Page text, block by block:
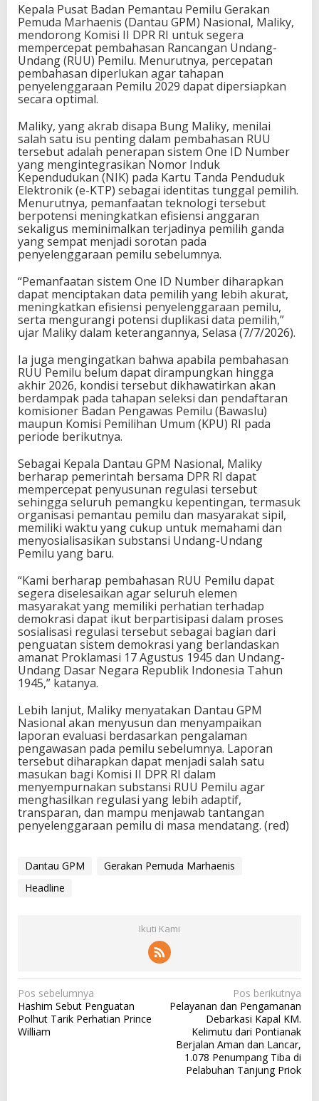
Kepala Pusat Badan Pemantau Pemilu Gerakan
Pemuda Marhaenis (Dantau GPM) Nasional, Maliky,
mendorong Komisi II DPR RI untuk segera
mempercepat pembahasan Rancangan Undang-
Undang (RUU) Pemilu. Menurutnya, percepatan
pembahasan diperlukan agar tahapan
penyelenggaraan Pemilu 2029 dapat dipersiapkan
secara optimal.
Maliky, yang akrab disapa Bung Maliky, menilai
salah satu isu penting dalam pembahasan RUU
tersebut adalah penerapan sistem One ID Number
yang mengintegrasikan Nomor Induk
Kependudukan (NIK) pada Kartu Tanda Penduduk
Elektronik (e-KTP) sebagai identitas tunggal pemilih.
Menurutnya, pemanfaatan teknologi tersebut
berpotensi meningkatkan efisiensi anggaran
sekaligus meminimalkan terjadinya pemilih ganda
yang sempat menjadi sorotan pada
penyelenggaraan pemilu sebelumnya.
“Pemanfaatan sistem One ID Number diharapkan
dapat menciptakan data pemilih yang lebih akurat,
meningkatkan efisiensi penyelenggaraan pemilu,
serta mengurangi potensi duplikasi data pemilih,”
ujar Maliky dalam keterangannya, Selasa (7/7/2026).
Ia juga mengingatkan bahwa apabila pembahasan
RUU Pemilu belum dapat dirampungkan hingga
akhir 2026, kondisi tersebut dikhawatirkan akan
berdampak pada tahapan seleksi dan pendaftaran
komisioner Badan Pengawas Pemilu (Bawaslu)
maupun Komisi Pemilihan Umum (KPU) RI pada
periode berikutnya.
Sebagai Kepala Dantau GPM Nasional, Maliky
berharap pemerintah bersama DPR RI dapat
mempercepat penyusunan regulasi tersebut
sehingga seluruh pemangku kepentingan, termasuk
organisasi pemantau pemilu dan masyarakat sipil,
memiliki waktu yang cukup untuk memahami dan
menyosialisasikan substansi Undang-Undang
Pemilu yang baru.
“Kami berharap pembahasan RUU Pemilu dapat
segera diselesaikan agar seluruh elemen
masyarakat yang memiliki perhatian terhadap
demokrasi dapat ikut berpartisipasi dalam proses
sosialisasi regulasi tersebut sebagai bagian dari
penguatan sistem demokrasi yang berlandaskan
amanat Proklamasi 17 Agustus 1945 dan Undang-
Undang Dasar Negara Republik Indonesia Tahun
1945,” katanya.
Lebih lanjut, Maliky menyatakan Dantau GPM
Nasional akan menyusun dan menyampaikan
laporan evaluasi berdasarkan pengalaman
pengawasan pada pemilu sebelumnya. Laporan
tersebut diharapkan dapat menjadi salah satu
masukan bagi Komisi II DPR RI dalam
menyempurnakan substansi RUU Pemilu agar
menghasilkan regulasi yang lebih adaptif,
transparan, dan mampu menjawab tantangan
penyelenggaraan pemilu di masa mendatang. (red)
Dantau GPM
Gerakan Pemuda Marhaenis
Headline
Ikuti Kami
N
a
v
Pos sebelumnya
Hashim Sebut Penguatan
Polhut Tarik Perhatian Prince
William
Pos berikutnya
Pelayanan dan Pengamanan
Debarkasi Kapal KM.
Kelimutu dari Pontianak
Berjalan Aman dan Lancar,
1.078 Penumpang Tiba di
Pelabuhan Tanjung Priok